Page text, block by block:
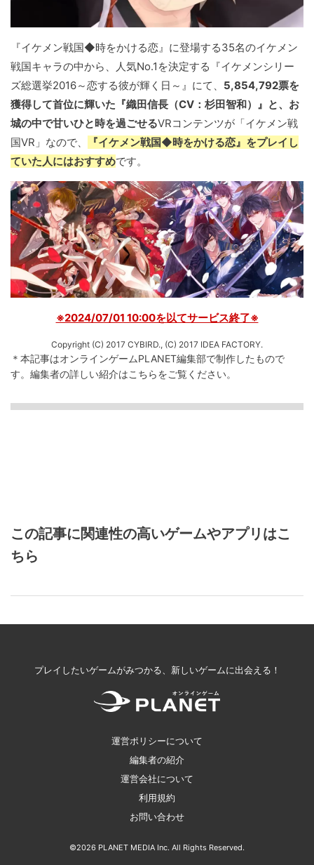
『イケメン戦国◆時をかける恋』に登場する35名のイケメン
戦国キャラの中から、人気No.1を決定する『イケメンシリー
ズ総選挙2016～恋する彼が輝く日～』にて、 5,854,792票を
獲得して首位に輝いた『織田信長（CV：杉田智和）』と、お
城の中で甘いひと時を過ごせるVRコンテンツが「イケメン戦
国VR」なので、
『イケメン戦国◆時をかける恋』をプレイし
ていた人にはおすすめです。
※2024/07/01 10:00を以てサービス終了※
Copyright (C) 2017 CYBIRD., (C) 2017 IDEA FACTORY.
＊本記事はオンラインゲームPLANET編集部で制作したもので
す。 編集者の詳しい紹介はこちらをご覧ください。
この記事に関連性の高いゲームやアプリはこ
ちら
プレイしたいゲームがみつかる、新しいゲームに出会える！
運営ポリシーについて
編集者の紹介
運営会社について
利用規約
お問い合わせ
©2026 PLANET MEDIA Inc. All Rights Reserved.